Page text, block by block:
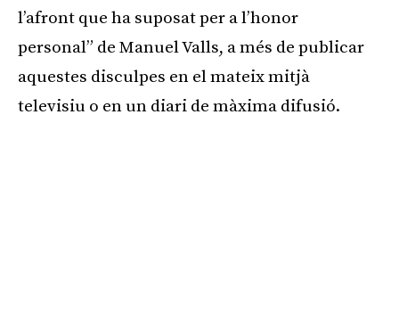
l’afront que ha suposat per a l’honor
personal” de Manuel Valls, a més de publicar
aquestes disculpes en el mateix mitjà
televisiu o en un diari de màxima difusió.